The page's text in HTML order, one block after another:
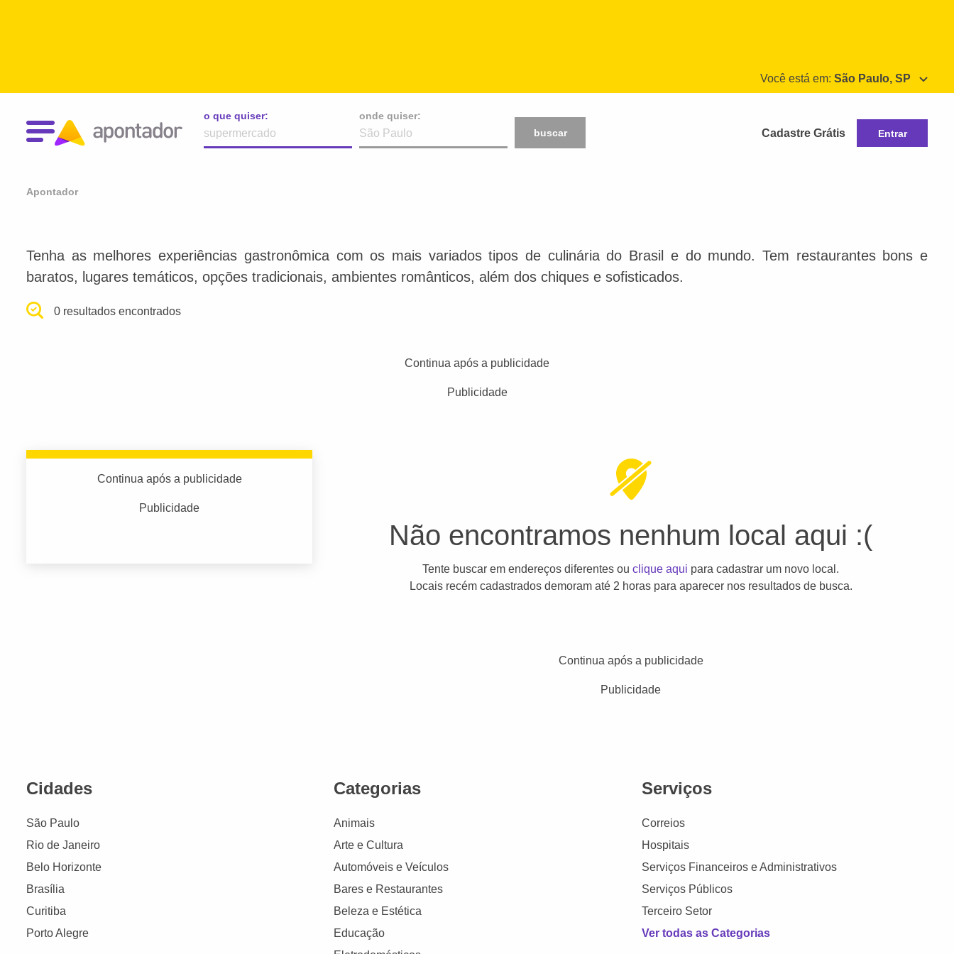
Você está em: São Paulo, SP
o que quiser:
onde quiser:
buscar
Cadastre Grátis Entrar
Apontador
Tenha as melhores experiências gastronômica com os mais variados tipos de culinária do Brasil e do mundo. Tem restaurantes bons e
baratos, lugares temáticos, opções tradicionais, ambientes românticos, além dos chiques e sofisticados.
0 resultados encontrados
Continua após a publicidade
Publicidade
Continua após a publicidade
Publicidade
Não encontramos nenhum local aqui :(
Tente buscar em endereços diferentes ouclique aqui para cadastrar um novo local.
Locais recém cadastrados demoram até 2 horas para aparecer nos resultados de busca.
Continua após a publicidade
Publicidade
Cidades
São Paulo
Rio de Janeiro
Belo Horizonte
Brasília
Curitiba
Porto Alegre
Categorias
Animais
Arte e Cultura
Automóveis e Veículos
Bares e Restaurantes
Beleza e Estética
Educação
Serviços
Correios
Hospitais
Serviços Financeiros e Administrativos
Serviços Públicos
Terceiro Setor
Ver todas as Categorias